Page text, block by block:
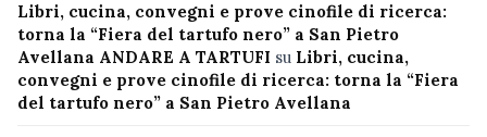
Libri, cucina, convegni e prove cinofile di ricerca:
torna la “Fiera del tartufo nero” a San Pietro
Avellana ANDARE A TARTUFI su Libri, cucina,
convegni e prove cinofile di ricerca: torna la “Fiera
del tartufo nero” a San Pietro Avellana